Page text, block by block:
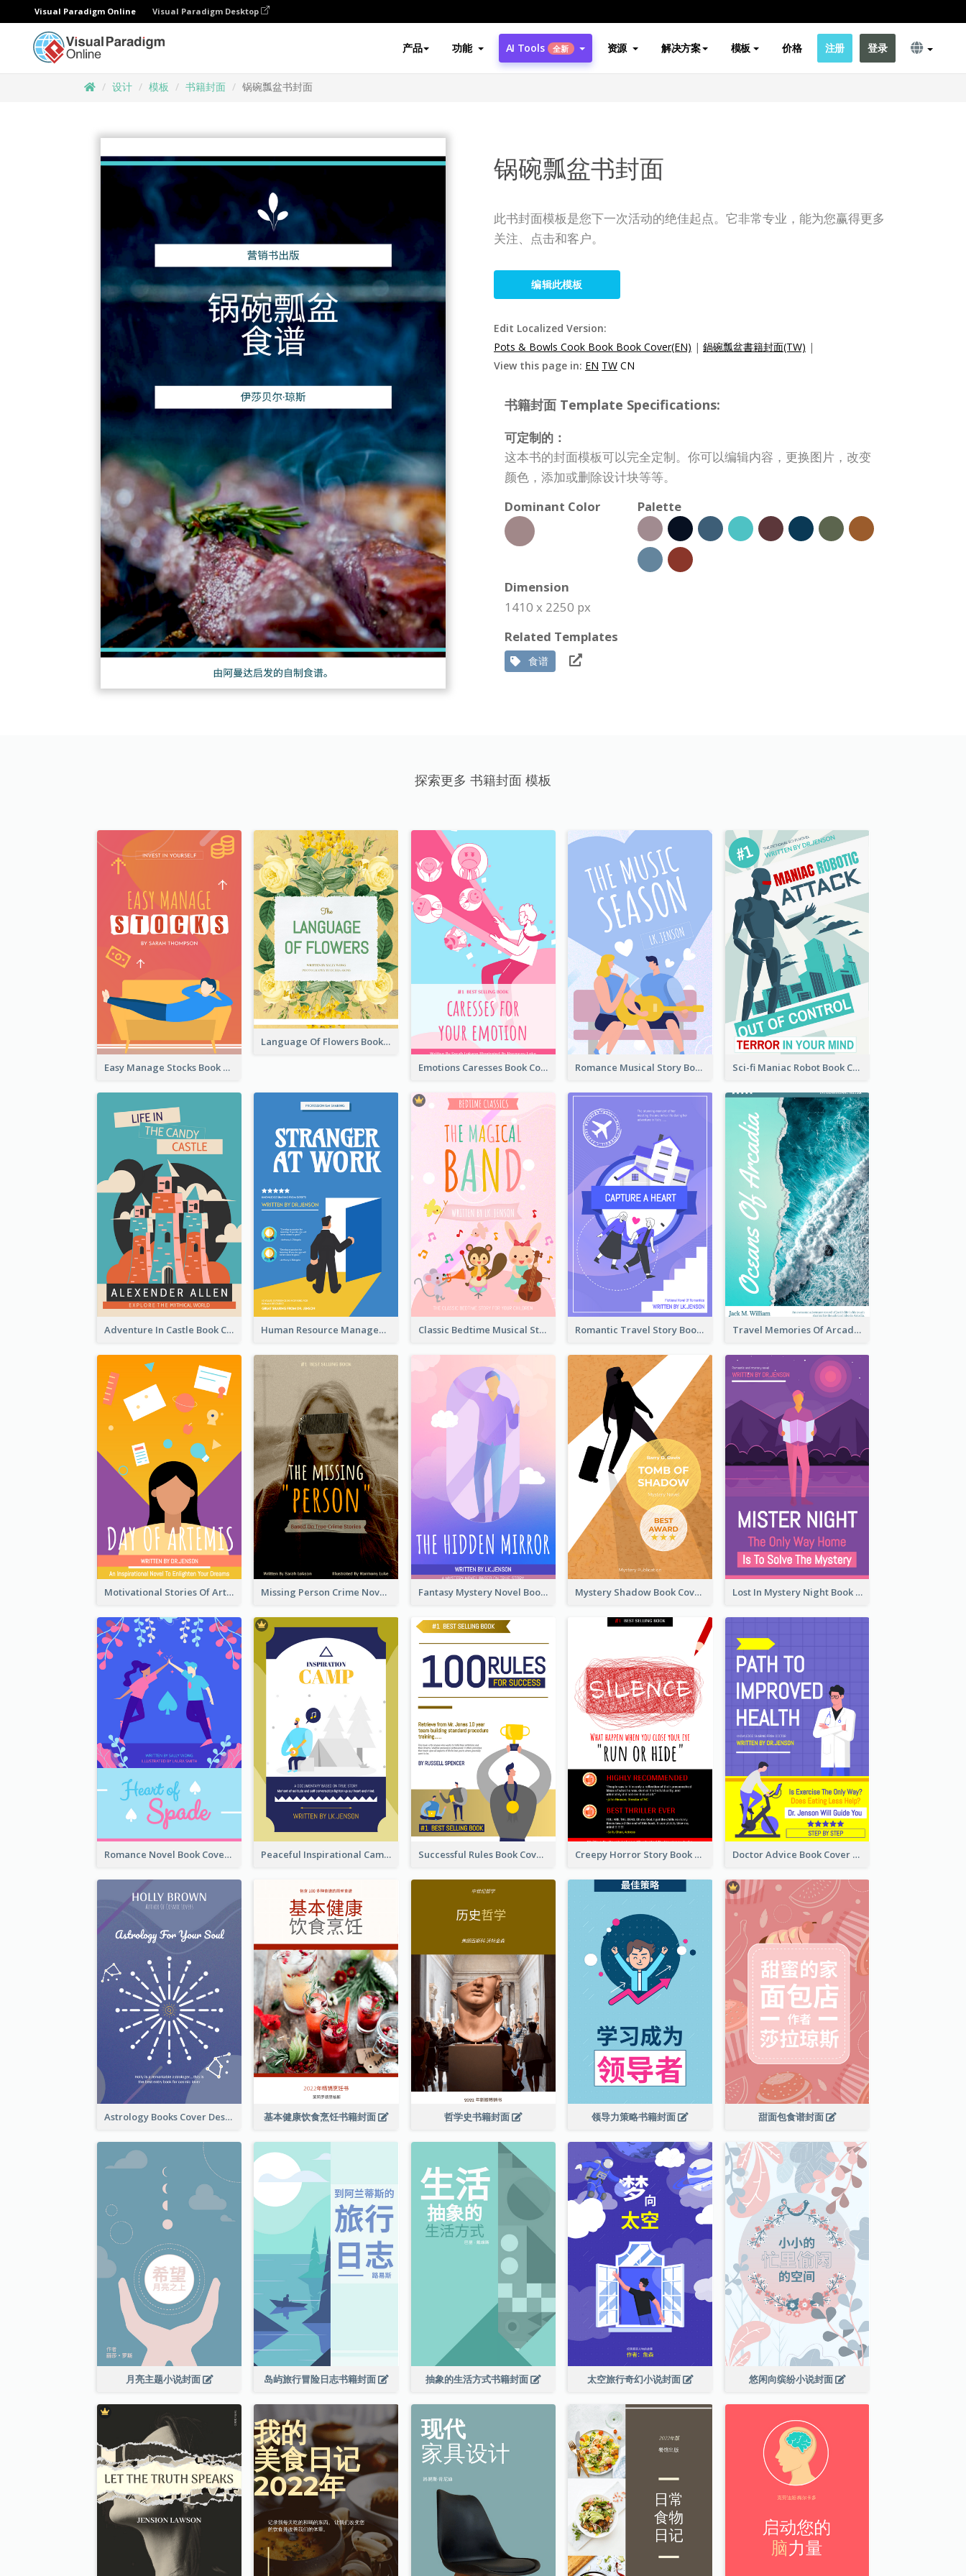
Visual Paradigm Online Visual Paradigm Desktop
产品 功能 AI Tools 全新 资源 解决方案 模板 价格 注册 登录
设计 模板 书籍封面 锅碗瓢盆书封面
锅碗瓢盆书封面
此书封面模板是您下一次活动的绝佳起点。它非常专业，能为您赢得更多
关注、点击和客户。
编辑此模板
Edit Localized Version:
Pots & Bowls Cook Book Book Cover(EN) | 鍋碗瓢盆書籍封面(TW) |
View this page in: EN TW CN
书籍封面 Template Specifications:
可定制的：
这本书的封面模板可以完全定制。你可以编辑内容，更换图片，改变
颜色，添加或删除设计块等等。
Dominant Color
Palette
Dimension
1410 x 2250 px
Related Templates
食谱
探索更多 书籍封面 模板
Easy Manage Stocks Book Cover Design
Language Of Flowers Book Cover
Emotions Caresses Book Cover Romance Musical Story Book Cover Sci-fi Maniac Robot Book Cover
Adventure In Castle Book Cover Human Resource Management Book Cover Classic Bedtime Musical Story Book Cover Romantic Travel Story Book Cover Travel Memories Of Arcadia Book Cover
Motivational Stories Of Artemis Book Cover Missing Person Crime Novel Book Cover Fantasy Mystery Novel Book Cover Mystery Shadow Book Cover Lost In Mystery Night Book Cover
Romance Novel Book Cover Peaceful Inspirational Camping Book Cover Successful Rules Book Cover Design Creepy Horror Story Book Cover Design Doctor Advice Book Cover Design
Astrology Books Cover Design 基本健康饮食烹饪书籍封面 哲学史书籍封面 领导力策略书籍封面 甜面包食谱封面
月亮主题小说封面 岛屿旅行冒险日志书籍封面 抽象的生活方式书籍封面 太空旅行奇幻小说封面 悠闲向缤纷小说封面